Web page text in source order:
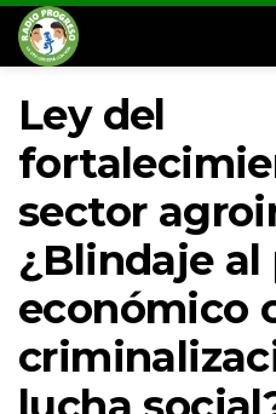
Ley del
sector
¿Blindaje al
económico